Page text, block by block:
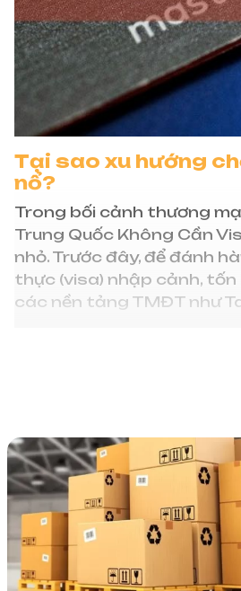
Tại sao xu hướng
nổ?
Trong bối cảnh thương
Trung Quốc Không Cần
nhỏ. Trước đây, để đánh
thực (visa) nhập cảnh, tốn
các nền tảng TMĐT như
chính là bước ngoặt
Các bước thực hiện
Để thực hiện cách Order
trình chuyên nghiệp sau
Bước 1: Lựa chọn
lựa chọn hàng đầu.
Bước 2: Tìm kiếm